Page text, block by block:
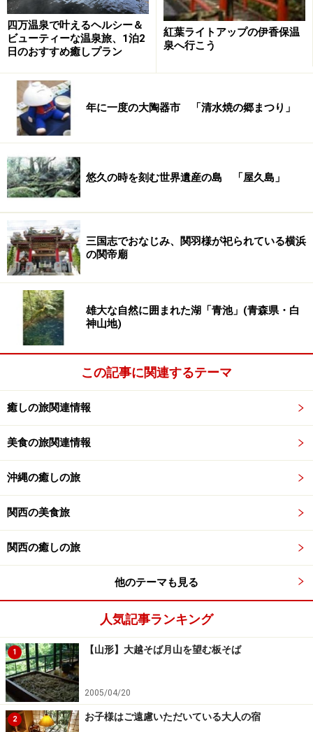
四万温泉で叶えるヘルシー＆
ビューティーな温泉旅、1泊2
日のおすすめ癒しプラン
紅葉ライトアップの伊香保温
泉へ行こう
年に一度の大陶器市 「清水焼の郷まつり」
悠久の時を刻む世界遺産の島 「屋久島」
三国志でおなじみ、関羽様が祀られている横浜
の関帝廟
雄大な自然に囲まれた湖「青池」(青森県・白
神山地)
この記事に関連するテーマ
癒しの旅関連情報
美食の旅関連情報
沖縄の癒しの旅
関西の美食旅
関西の癒しの旅
他のテーマも見る
人気記事ランキング
1 【山形】大越そば月山を望む板そば
2005/04/20
2 お子様はご遠慮いただいている大人の宿